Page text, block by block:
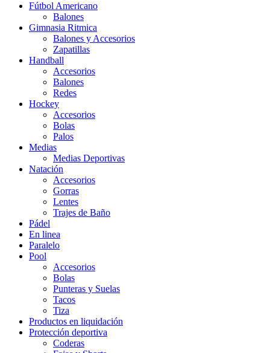
Fútbol Americano
Balones
Gimnasia Ritmica
Balones y Accesorios
Zapatillas
Handball
Accesorios
Balones
Redes
Hockey
Accesorios
Bolas
Palos
Medias
Medias Deportivas
Natación
Accesorios
Gorras
Lentes
Trajes de Baño
Pádel
En linea
Paralelo
Pool
Accesorios
Bolas
Punteras y Suelas
Tacos
Tiza
Productos en liquidación
Protección deportiva
Coderas